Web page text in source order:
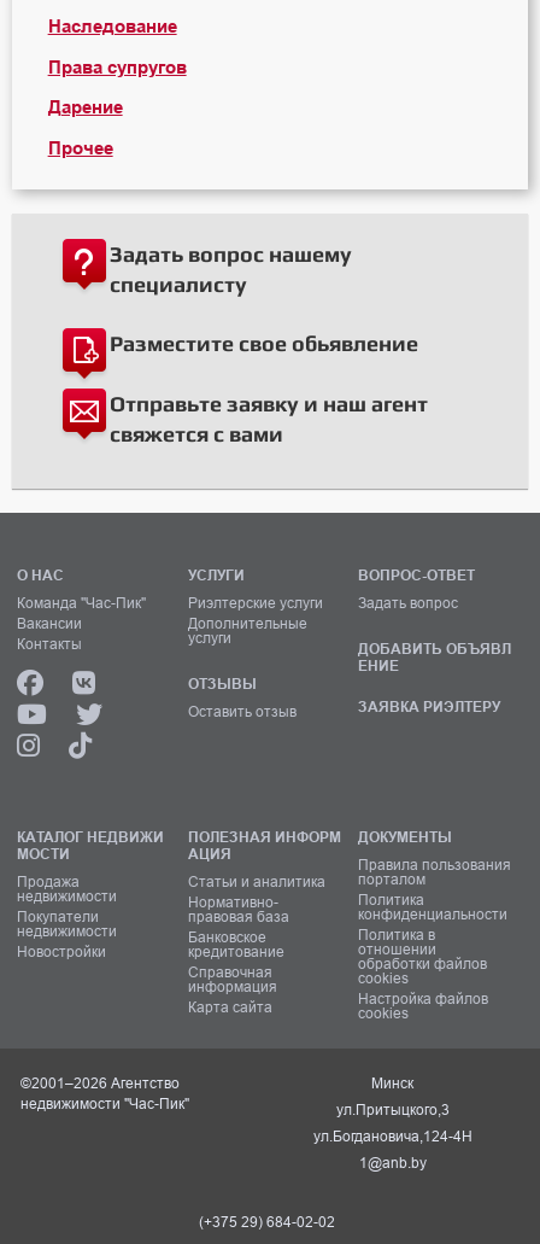
Наследование
Права супругов
Дарение
Прочее
Задать вопрос нашему
специалисту
Разместите свое обьявление
Отправьте заявку и наш агент
свяжется с вами
О НАС
Команда "Час-Пик"
Вакансии
Контакты
УСЛУГИ
Риэлтерские услуги
Дополнительные
услуги
ОТЗЫВЫ
Оставить отзыв
ВОПРОС-ОТВЕТ
Задать вопрос
ДОБАВИТЬ ОБЪЯВЛ
ЕНИЕ
ЗАЯВКА РИЭЛТЕРУ
КАТАЛОГ НЕДВИЖИ
МОСТИ
Продажа
недвижимости
Покупатели
недвижимости
Новостройки
ПОЛЕЗНАЯ ИНФОРМ
АЦИЯ
Статьи и аналитика
Нормативно-
правовая база
Банковское
кредитование
Справочная
информация
Карта сайта
ДОКУМЕНТЫ
Правила пользования
порталом
Политика
конфиденциальности
Политика в
отношении
обработки файлов
cookies
Настройка файлов
cookies
©2001–2026 Агентство
недвижимости "Час-Пик"
Минск
ул.Притыцкого,3
ул.Богдановича,124-4Н
1@anb.by
(+375 29) 684-02-02